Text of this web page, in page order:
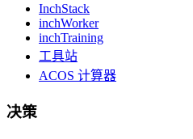
InchStack
inchWorker
inchTraining
工具站
ACOS 计算器
决策